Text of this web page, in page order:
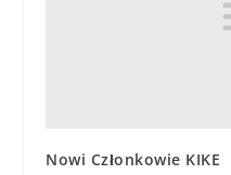
Nowi Członkowie KIKE